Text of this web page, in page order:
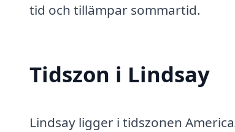
tid och tillämpar sommartid.
Tidszon i Lindsay
Lindsay ligger i tidszonen